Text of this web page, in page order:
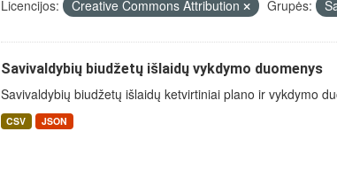
Licencijos: Creative Commons Attribution Grupės:
Savivaldybių biudžetų išlaidų vykdymo duomenys
Savivaldybių biudžetų išlaidų ketvirtiniai plano ir vykdymo
CSV JSON